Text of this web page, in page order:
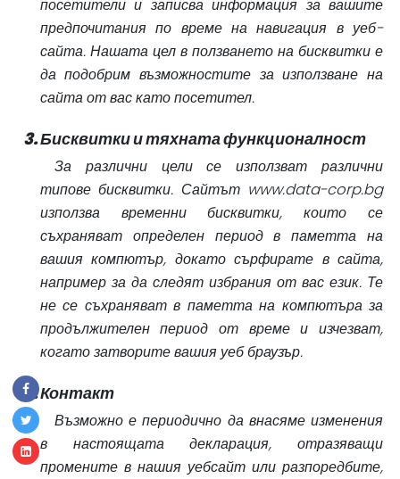
посетители и записва информация за вашите
предпочитания по време на навигация в уеб-
сайта. Нашата цел в ползването на бисквитки е
да подобрим възможностите за използване на
сайта от вас като посетител.
Бисквитки и тяхната функционалност
За различни цели се използват различни
типове бисквитки. Сайтът www.data-corp.bg
използва временни бисквитки, които се
съхраняват определен период в паметта на
вашия компютър, докато сърфирате в сайта,
например за да следят избрания от вас език. Те
не се съхраняват в паметта на компютъра за
продължителен период от време и изчезват,
когато затворите вашия уеб браузър.
Контакт
Възможно е периодично да внасяме изменения
в настоящата декларация, отразяващи
промените в нашия уебсайт или разпоредбите,